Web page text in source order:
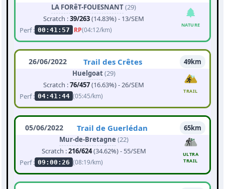
LA FORêT-FOUESNANT(29)
Scratch :39/263(14.83%) - 13/SEM
Perf : 00:41:57 RP(04:12/km)
NATURE
26/06/2022 Trail des Crêtes
49km
Huelgoat(29)
Scratch :76/457(16.63%) - 26/SEM
Perf : 04:41:44 (05:45/km)
TRAIL
05/06/2022 Trail de Guerlédan
65km
Mur-de-Bretagne (22)
Scratch :216/624(34.62%) - 55/SEM
Perf : 09:00:26 (08:19/km)
ULTRA
TRAIL